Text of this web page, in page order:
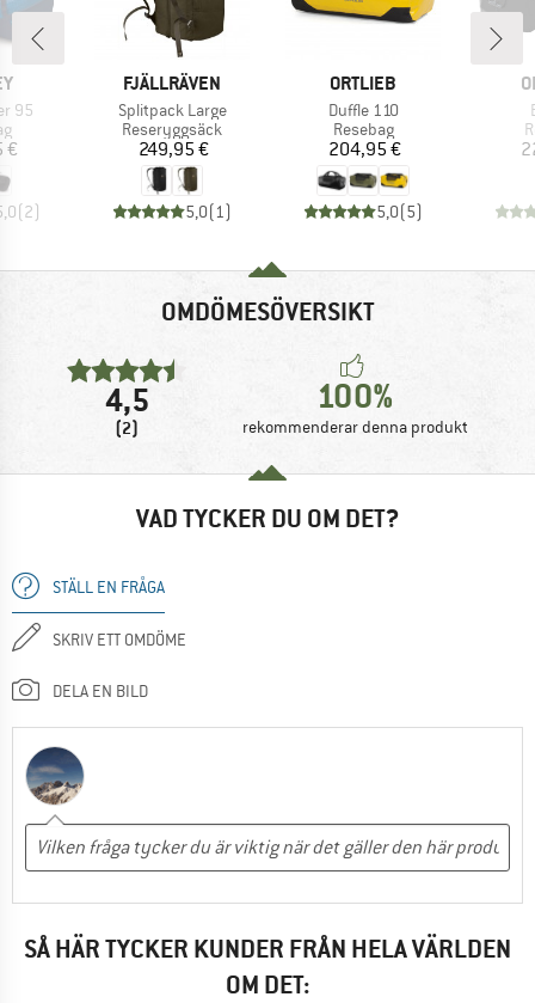
95
€
(2)
VARUMÄRKE
FJÄLLRÄVEN
Produkter
Splitpack Large
Produktgrupp
Reseryggsäck
Pris
249,95 €
5,0(1)
VARUMÄRKE
ORTLIEB
Produkter
Duffle 110
Produktgrupp
Resebag
Pris
204,95 €
5,0(5)
OMDÖMESÖVERSIKT
4,5
(2)
100%
rekommenderar denna produkt
VAD TYCKER DU OM DET?
STÄLL EN FRÅGA
SKRIV ETT OMDÖME
DELA EN BILD
SÅ HÄR TYCKER KUNDER FRÅN HELA VÄRLDEN
OM DET: